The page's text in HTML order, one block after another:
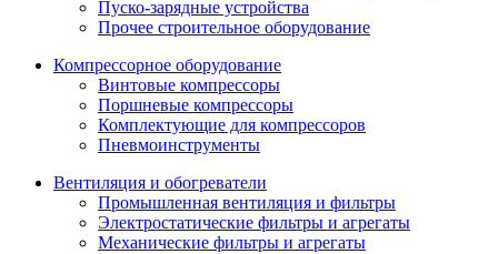
Пуско-зарядные устройства
Прочее строительное оборудование
Компрессорное оборудование
Винтовые компрессоры
Поршневые компрессоры
Комплектующие для компрессоров
Пневмоинструменты
Вентиляция и обогреватели
Промышленная вентиляция и фильтры
Электростатические фильтры и агрегаты
Механические фильтры и агрегаты